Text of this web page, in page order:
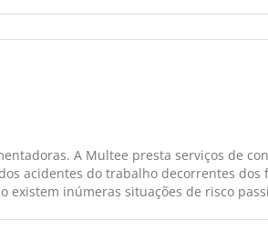
A Multee presta serviços de
acidentes do trabalho decorrentes dos
existem inúmeras situações de risco